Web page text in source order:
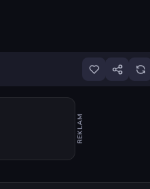
REKLAM